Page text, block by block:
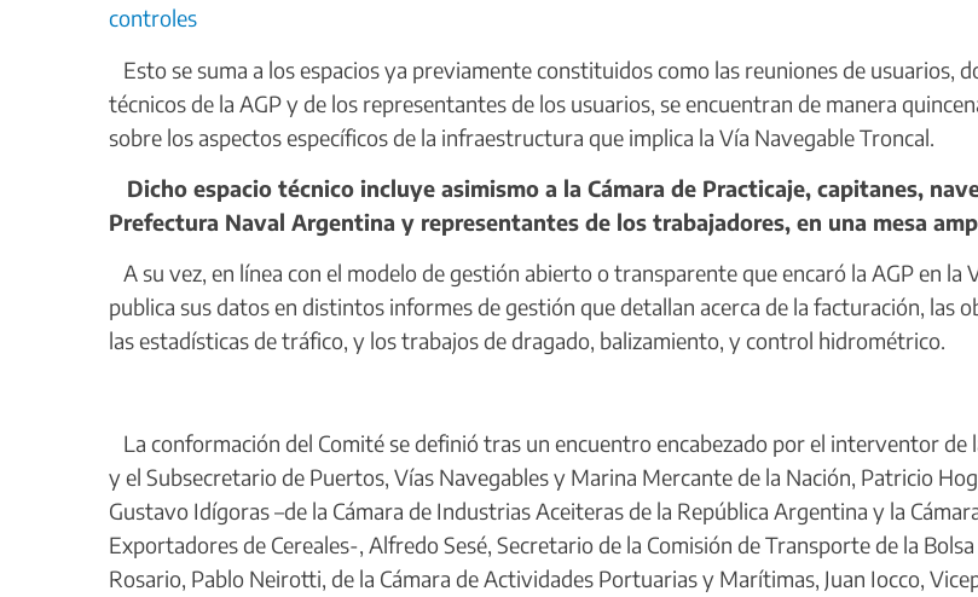
controles
Esto se suma a los espacios ya previamente constituidos como las reuniones de usuarios,
técnicos de la AGP y de los representantes de los usuarios, se encuentran de manera
sobre los aspectos específicos de la infraestructura que implica la Vía Navegable Troncal.
Dicho espacio técnico incluye asimismo a la Cámara de Practicaje, capitanes,
Prefectura Naval Argentina y representantes de los trabajadores, en una mesa
A su vez, en línea con el modelo de gestión abierto o transparente que encaró la AGP en la
publica sus datos en distintos informes de gestión que detallan acerca de la facturación, las
las estadísticas de tráfico, y los trabajos de dragado, balizamiento, y control hidrométrico.
La conformación del Comité se definió tras un encuentro encabezado por el interventor de
y el Subsecretario de Puertos, Vías Navegables y Marina Mercante de la Nación, Patricio
Gustavo Idígoras –de la Cámara de Industrias Aceiteras de la República Argentina y la
Exportadores de Cereales-, Alfredo Sesé, Secretario de la Comisión de Transporte de la
Rosario, Pablo Neirotti, de la Cámara de Actividades Portuarias y Marítimas, Juan Iocco,